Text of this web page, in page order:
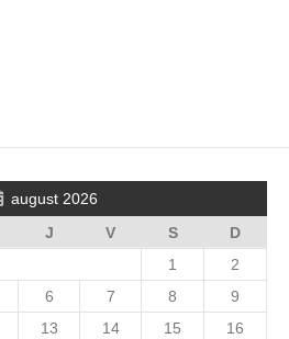
august 2026
J V S
D
1
2
6 7 8
9
13 14 15
16